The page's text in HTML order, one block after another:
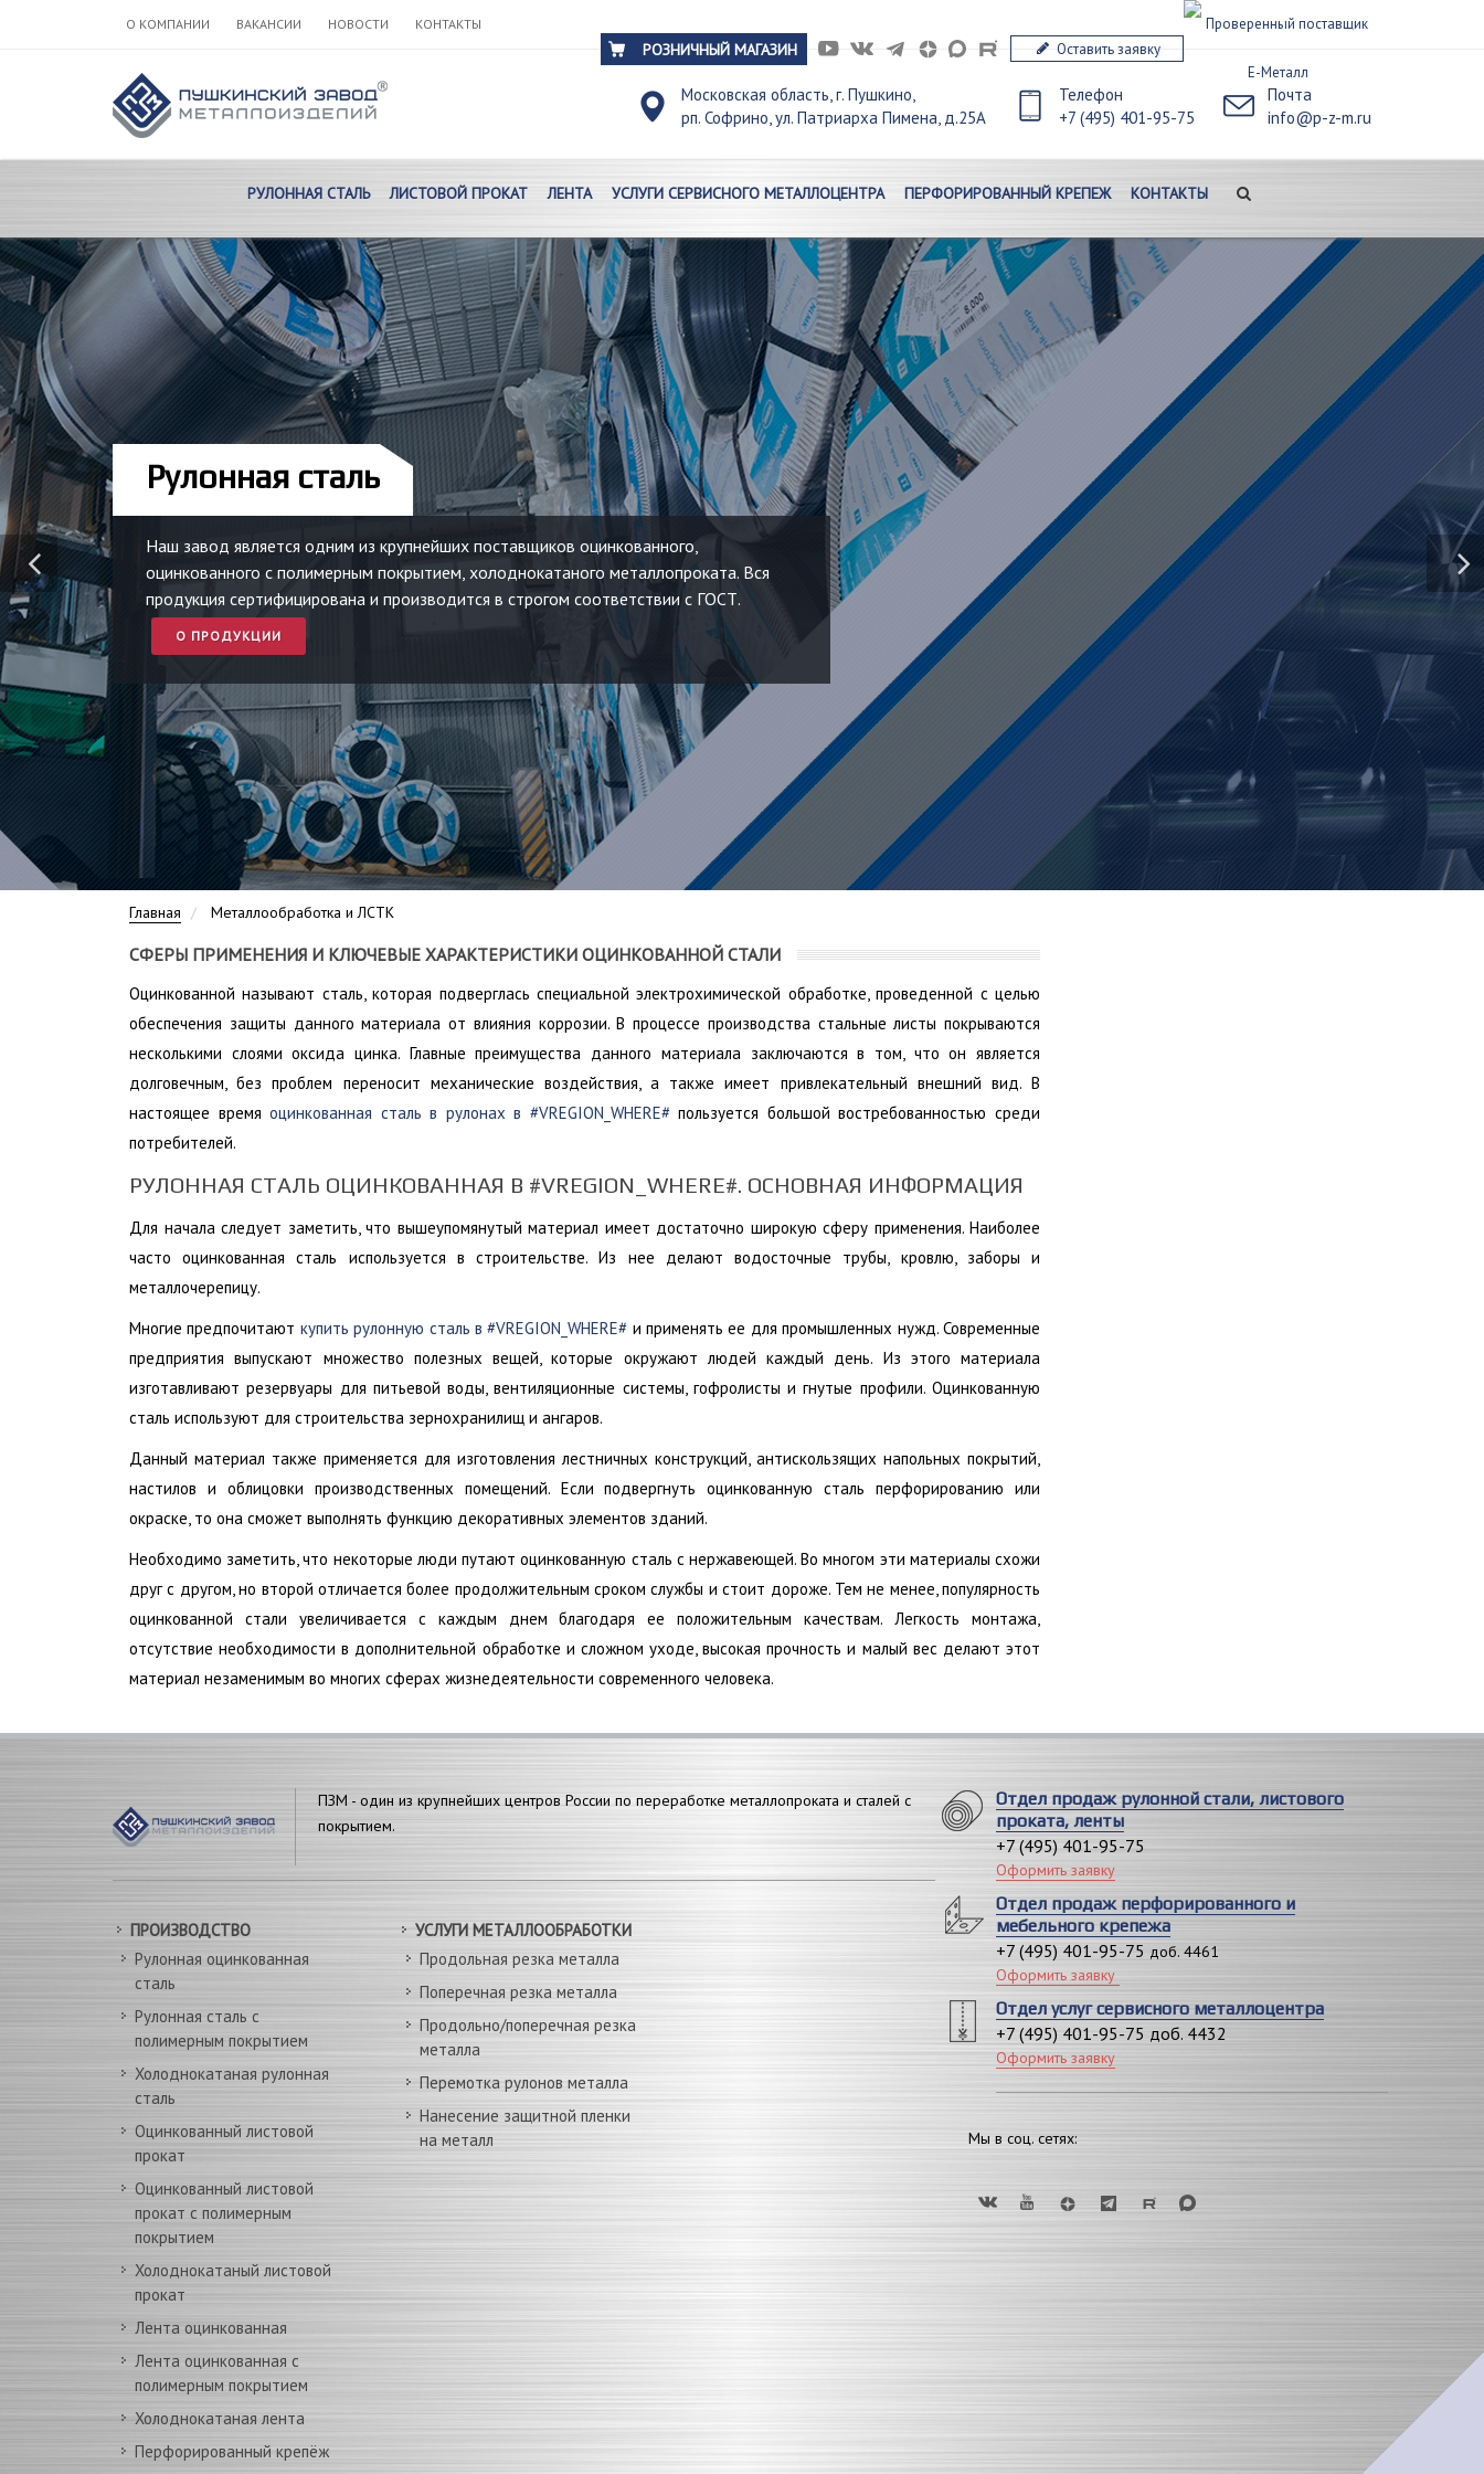
О КОМПАНИИ ВАКАНСИИ НОВОСТИ КОНТАКТЫ
РОЗНИЧНЫЙ МАГАЗИН Оставить заявку
Московская область, г. Пушкино,
рп. Софрино, ул. Патриарха Пимена, д.25А
Телефон
+7 (495) 401-95-75
Почта
info@p-z-m.ru
РУЛОННАЯ СТАЛЬ ЛИСТОВОЙ ПРОКАТ ЛЕНТА УСЛУГИ СЕРВИСНОГО МЕТАЛЛОЦЕНТРА ПЕРФОРИРОВАННЫЙ КРЕПЕЖ КОНТАКТЫ
Рулонная сталь
Наш завод является одним из крупнейших поставщиков оцинкованного,
оцинкованного с полимерным покрытием, холоднокатаного металлопроката. Вся
продукция сертифицирована и производится в строгом соответствии с ГОСТ.
О ПРОДУКЦИИ
Главная Mеталлообработка и ЛСТК
СФЕРЫ ПРИМЕНЕНИЯ И КЛЮЧЕВЫЕ ХАРАКТЕРИСТИКИ ОЦИНКОВАННОЙ СТАЛИ
Оцинкованной называют сталь, которая подверглась специальной электрохимической обработке, проведенной с целью
обеспечения защиты данного материала от влияния коррозии. В процессе производства стальные листы покрываются
несколькими слоями оксида цинка. Главные преимущества данного материала заключаются в том, что он является
долговечным, без проблем переносит механические воздействия, а также имеет привлекательный внешний вид. В
настоящее времяоцинкованная сталь в рулонах в #VREGION_WHERE#пользуется большой востребованностью среди
потребителей.
РУЛОННАЯ СТАЛЬ ОЦИНКОВАННАЯ В #VREGION_WHERE#. ОСНОВНАЯ ИНФОРМАЦИЯ
Для начала следует заметить, что вышеупомянутый материал имеет достаточно широкую сферу применения. Наиболее
часто оцинкованная сталь используется в строительстве. Из нее делают водосточные трубы, кровлю, заборы и
металлочерепицу.
Многие предпочитают купить рулонную сталь в #VREGION_WHERE# и применять ее для промышленных нужд. Современные
предприятия выпускают множество полезных вещей, которые окружают людей каждый день. Из этого материала
изготавливают резервуары для питьевой воды, вентиляционные системы, гофролисты и гнутые профили. Оцинкованную
сталь используют для строительства зернохранилищ и ангаров.
Данный материал также применяется для изготовления лестничных конструкций, антискользящих напольных покрытий,
настилов и облицовки производственных помещений. Если подвергнуть оцинкованную сталь перфорированию или
окраске, то она сможет выполнять функцию декоративных элементов зданий.
Необходимо заметить, что некоторые люди путают оцинкованную сталь с нержавеющей. Во многом эти материалы схожи
друг с другом, но второй отличается более продолжительным сроком службы и стоит дороже. Тем не менее, популярность
оцинкованной стали увеличивается с каждым днем благодаря ее положительным качествам. Легкость монтажа,
отсутствие необходимости в дополнительной обработке и сложном уходе, высокая прочность и малый вес делают этот
материал незаменимым во многих сферах жизнедеятельности современного человека.
ПЗМ - один из крупнейших центров России по переработке металлопроката и сталей с
покрытием.
ПРОИЗВОДСТВО
Рулонная оцинкованная
сталь
Рулонная сталь с
полимерным покрытием
Холоднокатаная рулонная
сталь
Оцинкованный листовой
прокат
Оцинкованный листовой
прокат с полимерным
покрытием
Холоднокатаный листовой
прокат
Лента оцинкованная
Лента оцинкованная c
полимерным покрытием
Холоднокатаная лента
Перфорированный крепёж
УСЛУГИ МЕТАЛЛООБРАБОТКИ
Продольная резка металла
Поперечная резка металла
Продольно/поперечная резка
металла
Перемотка рулонов металла
Нанесение защитной пленки
на металл
Отдел продаж рулонной стали, листового
проката, ленты
+7 (495) 401-95-75
Оформить заявку
Отдел продаж перфорированного и
мебельного крепежа
+7 (495) 401-95-75 доб. 4461
Оформить заявку
Отдел услуг сервисного металлоцентра
+7 (495) 401-95-75 доб. 4432
Оформить заявку
Мы в соц. сетях: